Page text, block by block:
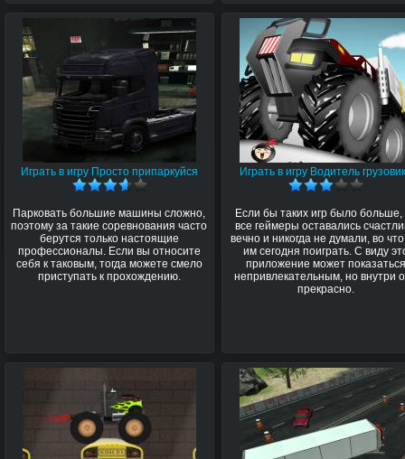
Играть в игру Просто припаркуйся
Парковать большие машины сложно,
поэтому за такие соревнования часто
берутся только настоящие
профессионалы. Если вы относите
себя к таковым, тогда можете смело
приступать к прохождению.
Играть в игру Водитель
Если бы таких игр было больше,
все геймеры оставались
вечно и никогда не думали, во
им сегодня поиграть. С виду
приложение может
непривлекательным, но внутри
прекрасно.